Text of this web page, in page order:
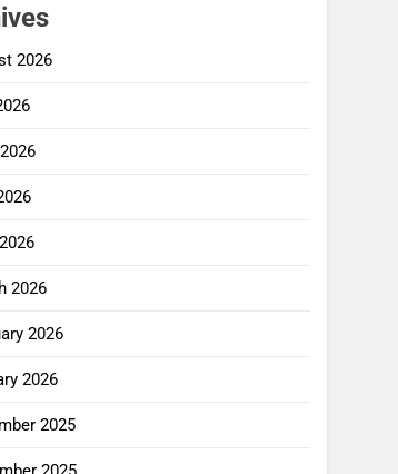
2026
2026
2026
2026
2025